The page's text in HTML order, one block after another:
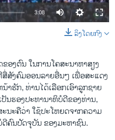
3:08
ລິງໂດຍກົງ
ອງຕົນ ໃນການໂຄສະນາຫາສຽງ
ສັງຄົມອອນລາຍອື່ນໆ ເພື່ອສະແດງ
າຮັກ, ທ່ານໄດ້ເລືອກເອົາລູກຊາຍ
ນຮອງປະທານາທິບໍດີຂອງທ່ານ,
ນະຄືວ່າ ໃຊ້ປະໂຫຍດຈາກຄວາມ
ຄົນປັດຈຸບັນ ຂອງມະຫາຊົນ.